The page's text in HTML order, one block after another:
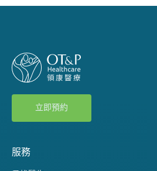
立即預約
服務